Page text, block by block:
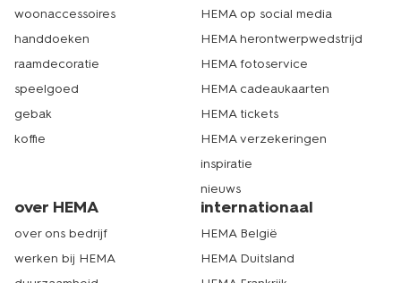
woonaccessoires
handdoeken
raamdecoratie
speelgoed
gebak
koffie
HEMA op social media
HEMA herontwerpwedstrijd
HEMA fotoservice
HEMA cadeaukaarten
HEMA tickets
HEMA verzekeringen
inspiratie
nieuws
over HEMA
over ons bedrijf
werken bij HEMA
internationaal
HEMA België
HEMA Duitsland